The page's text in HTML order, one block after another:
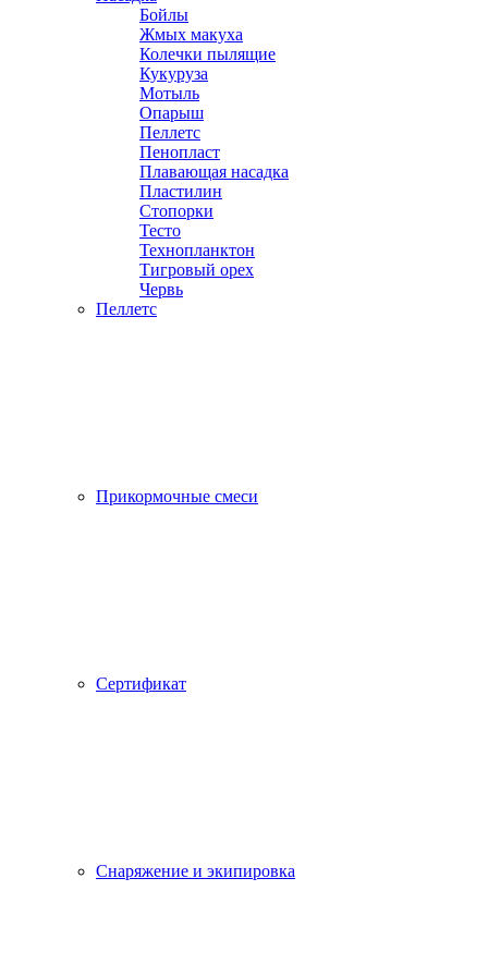
Бойлы
Жмых макуха
Колечки пылящие
Кукуруза
Мотыль
Опарыш
Пеллетс
Пенопласт
Плавающая насадка
Пластилин
Стопорки
Тесто
Технопланктон
Тигровый орех
Червь
Пеллетс
Прикормочные смеси
Сертификат
Снаряжение и экипировка